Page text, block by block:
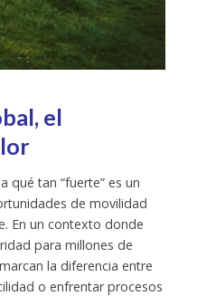
el
qué tan “fuerte” es un
de movilidad
En un contexto donde
para millones de
la diferencia entre
o enfrentar procesos